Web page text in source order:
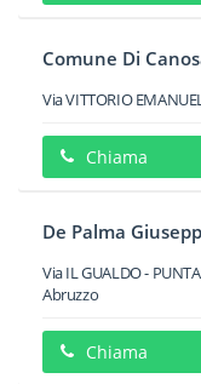
Comune Di
Via VITTORIO
Chiama
De Palma
Via IL GUALDO -
Abruzzo
Chiama